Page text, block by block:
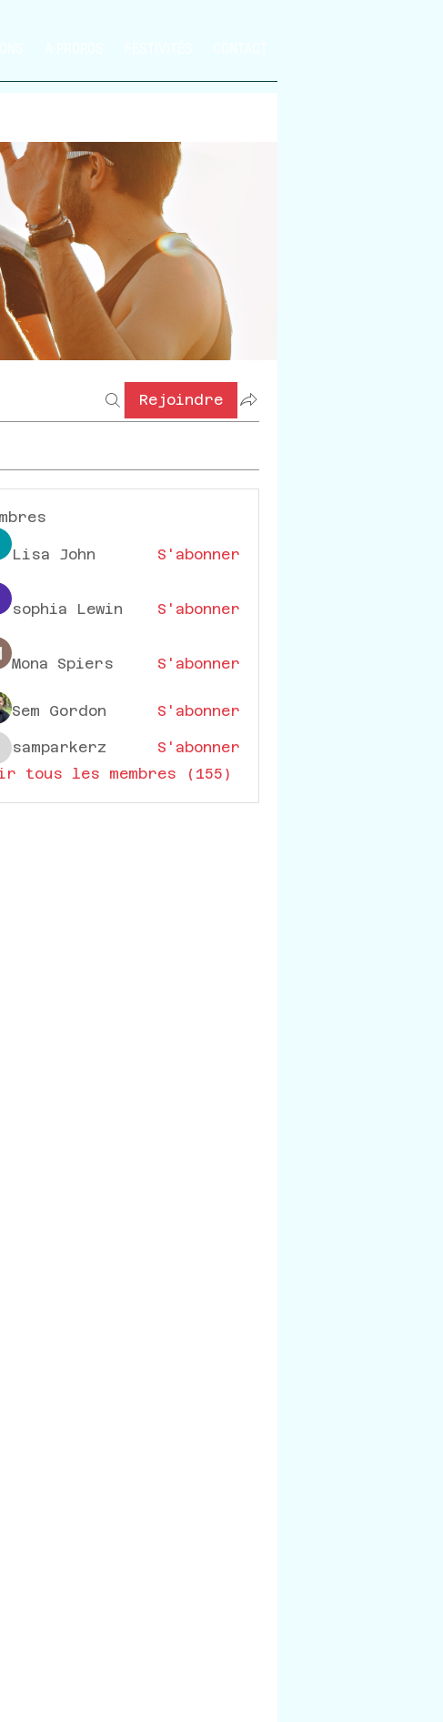
Rejoindre
Lisa John S'abonner
sophia Lewin S'abonner
Mona Spiers S'abonner
Sem Gordon S'abonner
samparkerz
samparkerz
S'abonner
tous les membres (155)